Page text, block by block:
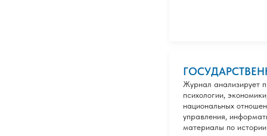
Журнал анализирует
психологии,
национальных
управления,
материалы по